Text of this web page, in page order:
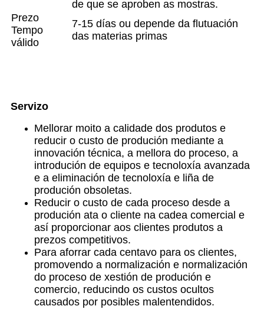
de que se aproben as mostras.
Prezo
Tempo
válido
7-15 días ou depende da flutuación
das materias primas
Servizo
Mellorar moito a calidade dos produtos e
reducir o custo de produción mediante a
innovación técnica, a mellora do proceso, a
introdución de equipos e tecnoloxía avanzada
e a eliminación de tecnoloxía e liña de
produción obsoletas.
Reducir o custo de cada proceso desde a
produción ata o cliente na cadea comercial e
así proporcionar aos clientes produtos a
prezos competitivos.
Para aforrar cada centavo para os clientes,
promovendo a normalización e normalización
do proceso de xestión de produción e
comercio, reducindo os custos ocultos
causados ​​por posibles malentendidos.